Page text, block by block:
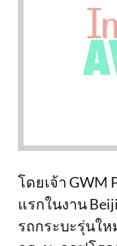
โดยเจ้า GWM
แรกในงาน
รถกระบะรุ่นใ